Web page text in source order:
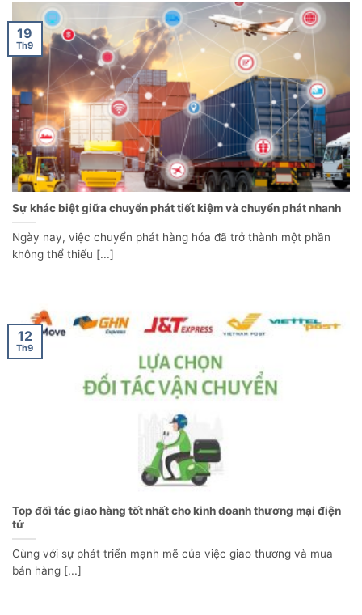
Sự khác biệt giữa chuyển phát tiết kiệm và chuyển phát nhanh
Ngày nay, việc chuyển phát hàng hóa đã trở thành một phần
không thể thiếu [...]
19
Th9
Top đối tác giao hàng tốt nhất cho kinh doanh thương mại điện
tử
Cùng với sự phát triển mạnh mẽ của việc giao thương và mua
bán hàng [...]
12
Th9